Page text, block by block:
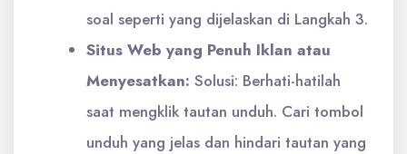
soal seperti yang dijelaskan di Langkah 3.
Situs Web yang Penuh Iklan atau
Menyesatkan: Solusi: Berhati-hatilah
saat mengklik tautan unduh. Cari tombol
unduh yang jelas dan hindari tautan yang